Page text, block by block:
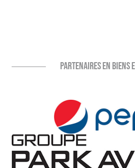
PARTENAIRES EN BIENS